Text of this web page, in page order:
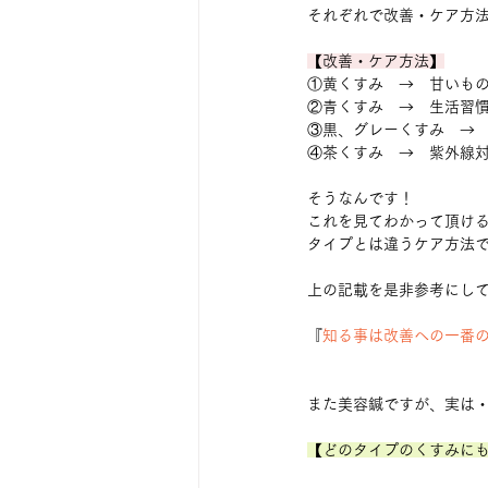
それぞれで改善・ケア方
【改善・ケア方法】
①黄くすみ　→　甘いも
②青くすみ　→　生活習慣
③黒、グレーくすみ　→
④茶くすみ　→　紫外線対
そうなんです！
これを見てわかって頂け
タイプとは違うケア方法
上の記載を是非参考にし
知る事は改善への一番
また美容鍼ですが、実は
【どのタイプのくすみに